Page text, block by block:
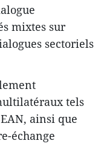
mixtes sur
sectoriels
tels
ainsi que
échange